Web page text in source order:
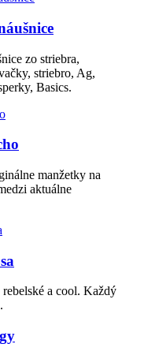
zo striebra,
striebro, Ag,
Basics.
manžetky na
aktuálne
a cool. Každý